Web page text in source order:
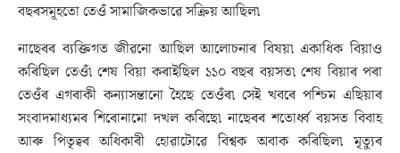
বছৰসমূহতো তেওঁ সামাজিকভাৱে সক্ৰিয় আছিল৷
নাছেৰৰ ব্যক্তিগত জীৱনো আছিল আলোচনাৰ বিষয়৷ একাধিক বিয়াও
কৰিছিল তেওঁ৷ শেষ বিয়া কৰাইছিল ১১০ বছৰ বয়সত৷ শেষ বিয়াৰ পৰা
তেওঁৰ এগৰাকী কন্যাসন্তানো হৈছে তেওঁৰ৷ সেই খবৰে পশ্চিম এছিয়াৰ
সংবাদমাধ্যমৰ শিৰোনামো দখল কৰিছে৷ নাছেৰৰ শতোৰ্ধ্ব বয়সত বিবাহ
আৰু পিতৃত্বৰ অধিকাৰী হোৱাটোৱে বিশ্বক অবাক কৰিছিল৷ মৃত্যুৰ